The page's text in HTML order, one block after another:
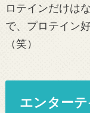
ロテインだけは
で、プロテイン
（笑）
エンター